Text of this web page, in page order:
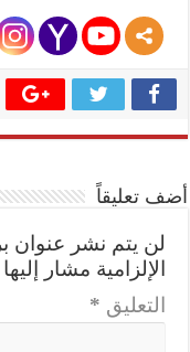
أضف تعليقاً
لن يتم نشر عنوان
الإلزامية مشار إليها
التعليق *